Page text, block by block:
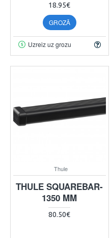
18.95€
GROZĀ
Uzreiz uz grozu
Thule
THULE SQUAREBAR-
1350 MM
80.50€